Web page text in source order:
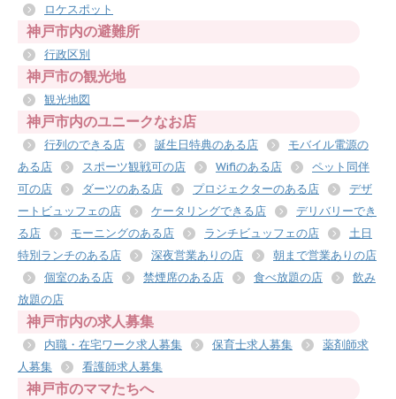
ロケスポット
神戸市内の避難所
行政区別
神戸市の観光地
観光地図
神戸市内のユニークなお店
行列のできる店 誕生日特典のある店
モバイル電源の
ある店
スポーツ観戦可の店 Wifiのある店
ペット同伴
可の店
ダーツのある店 プロジェクターのある店
デザ
ートビュッフェの店
ケータリングできる店
デリバリーでき
る店
モーニングのある店 ランチビュッフェの店
土日
特別ランチのある店
深夜営業ありの店
朝まで営業ありの店
個室のある店
禁煙席のある店 食べ放題の店
飲み
放題の店
神戸市内の求人募集
内職・在宅ワーク求人募集 保育士求人募集
薬剤師求
人募集
看護師求人募集
神戸市のママたちへ